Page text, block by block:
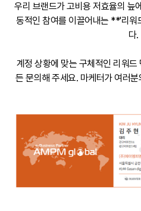
우리 브랜드가 고비용 저효율의 늪
동적인 참여를 이끌어내는 **'리
다.
계정 상황에 맞는 구체적인 리워
든 문의해 주세요. 마케터가 여러